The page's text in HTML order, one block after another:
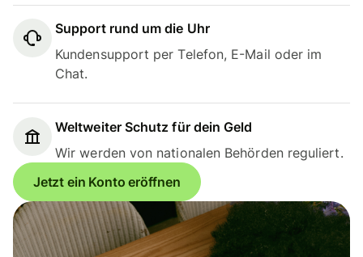
Support rund um die Uhr
Kundensupport per Telefon, E-Mail oder im
Chat.
Weltweiter Schutz für dein Geld
Wir werden von nationalen Behörden reguliert.
Jetzt ein Konto eröffnen